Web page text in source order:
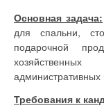
Основная задача:
для спальни,
подарочной
Требования к